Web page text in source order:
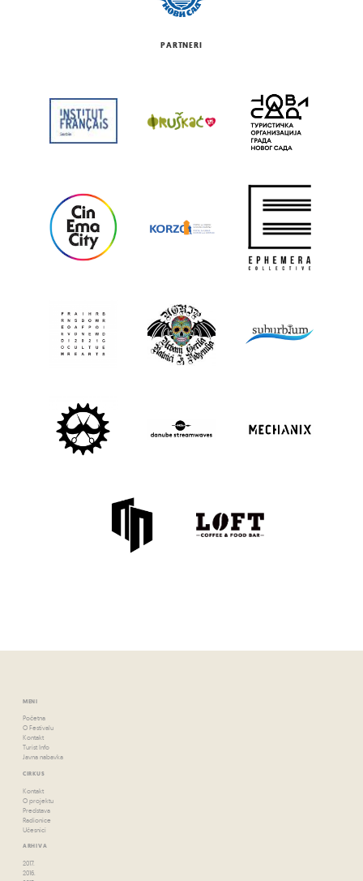
PARTNERI
MENI
Početna
O Festivalu
Kontakt
Turist Info
Javna nabavka
CIRKUS
Kontakt
O projektu
Predstava
Radionice
Učesnici
ARHIVA
2017.
2016.